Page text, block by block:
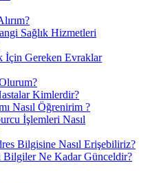
Sağlık Hizmetleri
İçin Gereken Evraklar
Kimlerdir?
Nasıl Öğrenirim ?
İşlemleri Nasıl
Bilgisine Nasıl Erişebiliriz?
Bilgiler Ne Kadar Günceldir?